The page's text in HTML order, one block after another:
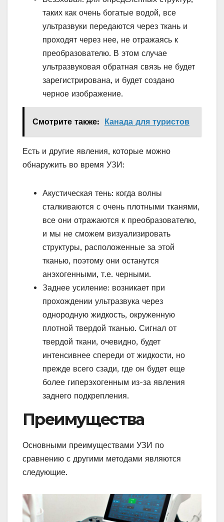
таких как очень богатые водой, все
ультразвуки передаются через ткань и
проходят через нее, не отражаясь к
преобразователю. В этом случае
ультразвуковая обратная связь не будет
зарегистрирована, и будет создано
черное изображение.
Смотрите также: Канада для туристов
Есть и другие явления, которые можно
обнаружить во время УЗИ:
Акустическая тень: когда волны
сталкиваются с очень плотными тканями,
все они отражаются к преобразователю,
и мы не сможем визуализировать
структуры, расположенные за этой
тканью, поэтому они останутся
анэхогенными, т.е. черными.
Заднее усиление: возникает при
прохождении ультразвука через
однородную жидкость, окруженную
плотной твердой тканью. Сигнал от
твердой ткани, очевидно, будет
интенсивнее спереди от жидкости, но
прежде всего сзади, где он будет еще
более гиперэхогенным из-за явления
заднего подкрепления.
Преимущества
Основными преимуществами УЗИ по
сравнению с другими методами являются
следующие.